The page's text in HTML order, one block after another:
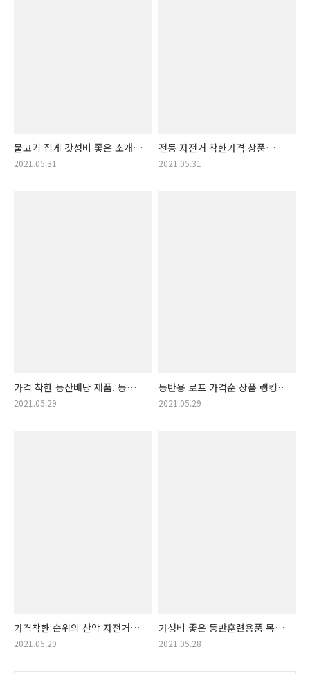
물고기 집게 갓성비 좋은 소개.
물고기집게 정보!
2021.05.31
전동 자전거 착한가격 상품
공개! 가격순 전동자전거
2021.05.31
가격 착한 등산배낭 제품. 등산
배낭 제품 랭킹! (등산가방,
2021.05.29
등반용 로프 가격순 상품 랭킹!
저가의 뛰어난 등반용로프
2021.05.29
가격착한 순위의 산악 자전거
상품!! 산악자전거 가격착한
2021.05.29
가성비 좋은 등반훈련용품 목록
공개. 등반 훈련용품 아이템
2021.05.28